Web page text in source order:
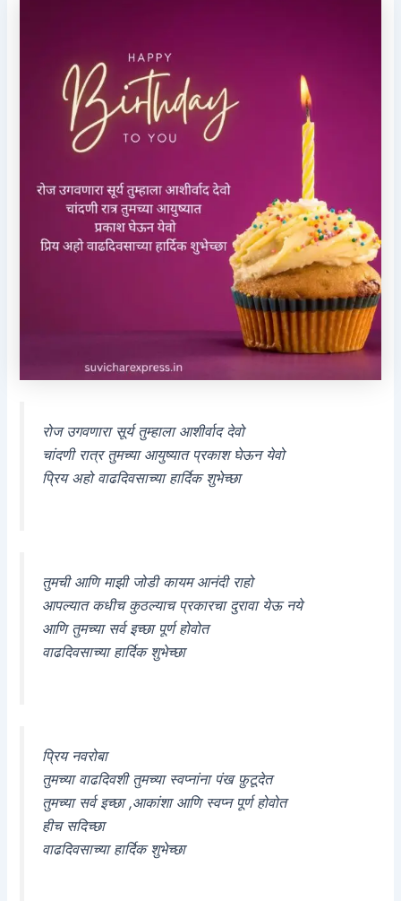
रोज उगवणारा सूर्य तुम्हाला आशीर्वाद देवो
चांदणी रात्र तुमच्या आयुष्यात प्रकाश घेऊन येवो
प्रिय अहो वाढदिवसाच्या हार्दिक शुभेच्छा
तुमची आणि माझी जोडी कायम आनंदी राहो
आपल्यात कधीच कुठल्याच प्रकारचा दुरावा येऊ नये
आणि तुमच्या सर्व इच्छा पूर्ण होवोत
वाढदिवसाच्या हार्दिक शुभेच्छा
प्रिय नवरोबा
तुमच्या वाढदिवशी तुमच्या स्वप्नांना पंख फ़ुटूदेत
तुमच्या सर्व इच्छा ,आकांशा आणि स्वप्न पूर्ण होवोत
हीच सदिच्छा
वाढदिवसाच्या हार्दिक शुभेच्छा